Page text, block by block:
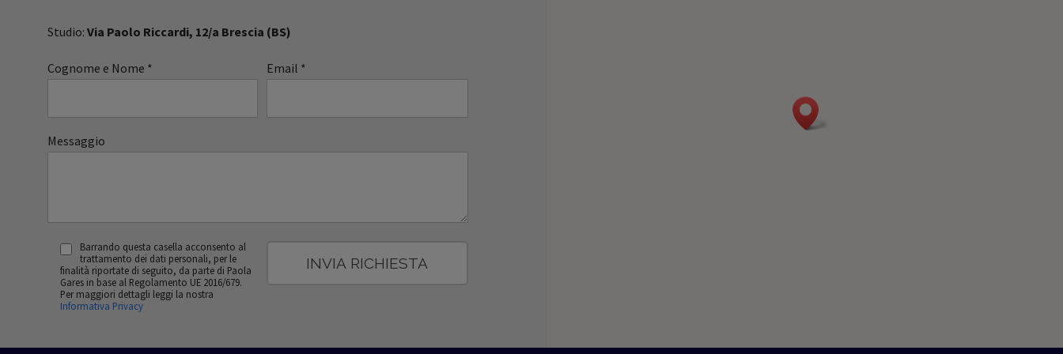
Studio: Via Paolo Riccardi, 12/a Brescia (BS)
Cognome e Nome * Email *
Messaggio
Barrando questa casella acconsento al
trattamento dei dati personali, per le
finalità riportate di seguito, da parte di Paola
Gares in base al Regolamento UE 2016/679.
Per maggiori dettagli leggi la nostra
Informativa Privacy